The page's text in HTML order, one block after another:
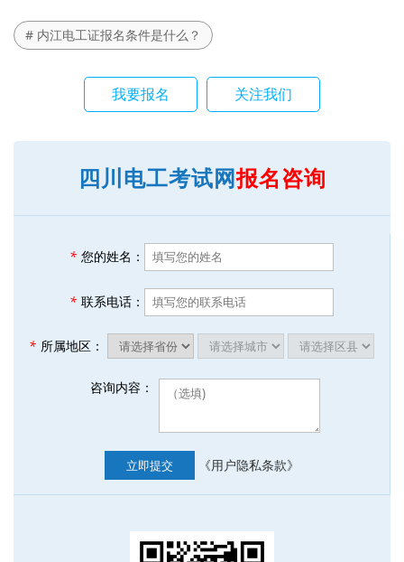
# 内江电工证报名条件是什么？
我要报名 关注我们
四川电工考试网报名咨询
* 您的姓名：
* 联系电话：
* 所属地区：
咨询内容：
立即提交 《用户隐私条款》